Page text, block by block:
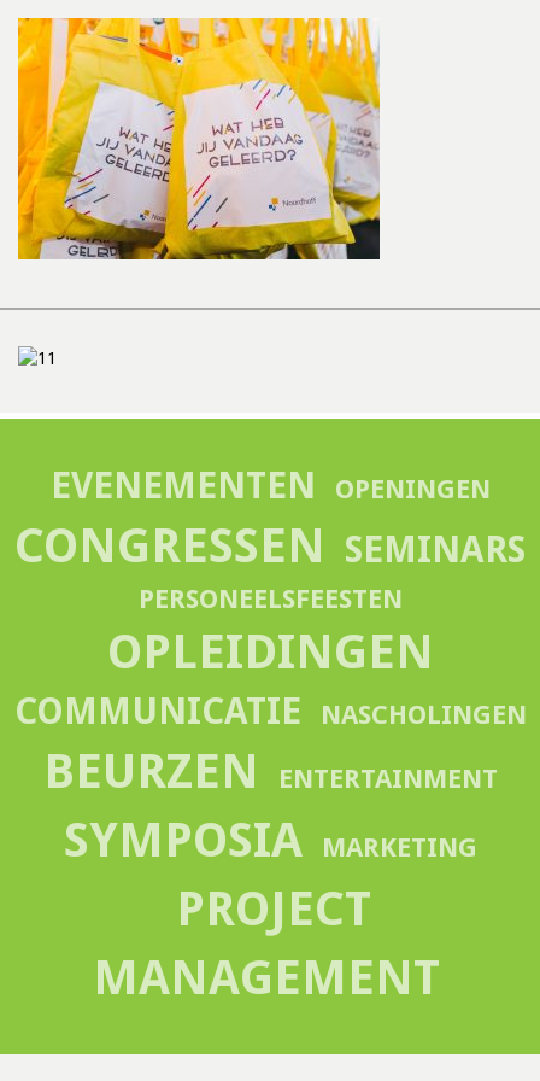
EVENEMENTEN OPENINGEN
CONGRESSEN SEMINARS
PERSONEELSFEESTEN
OPLEIDINGEN
COMMUNICATIE NASCHOLINGEN
BEURZEN ENTERTAINMENT
SYMPOSIA MARKETING
PROJECT
MANAGEMENT